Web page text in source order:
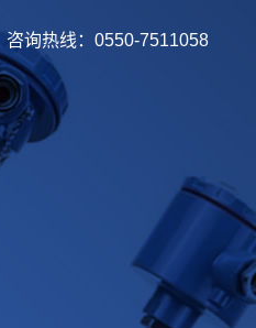
咨询热线：0550-7511058